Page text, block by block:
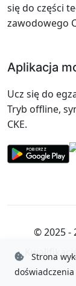
się do części
zawodowego
Aplikacja
Ucz się do
Tryb offline,
CKE.
© 2025 -
Strona